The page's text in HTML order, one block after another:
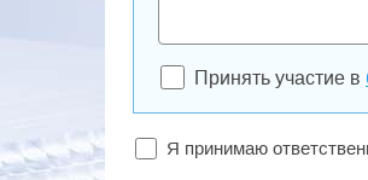
Принять участие в
Я принимаю